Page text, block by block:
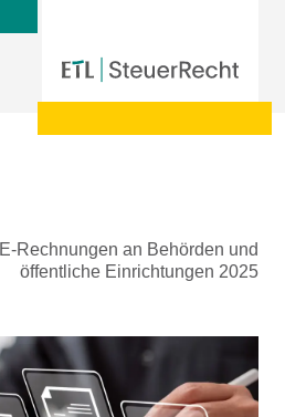
E-Rechnungen an Behörden und
öffentliche Einrichtungen 2025